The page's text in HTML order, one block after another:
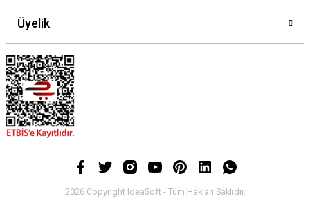
Üyelik
2026 Copyright IdeaSoft - Tüm Hakları Saklıdır.